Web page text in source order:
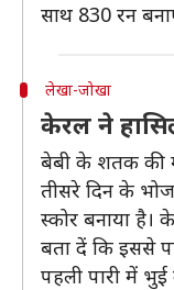
साथ 830 रन
लेखा-जोखा
केरल ने
बेबी के शतक की
तीसरे दिन के
स्कोर बनाया है।
बता दें कि इससे
पहली पारी में